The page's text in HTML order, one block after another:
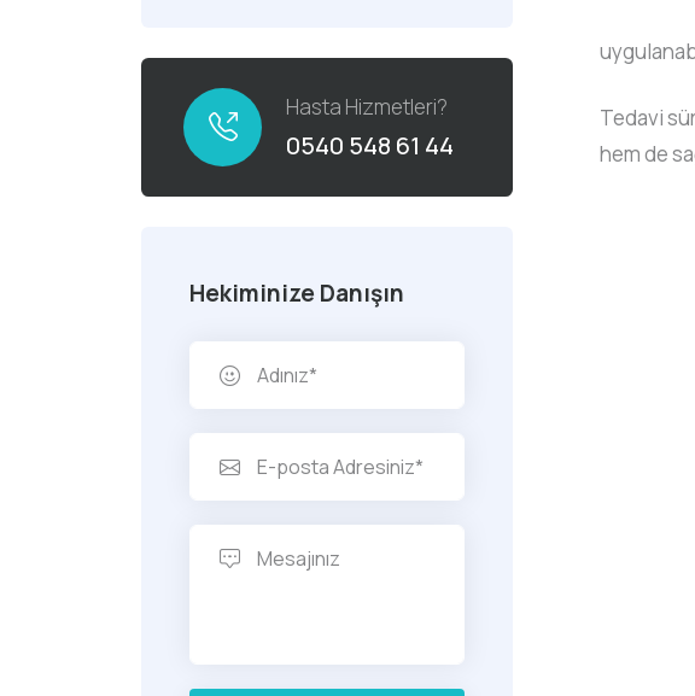
Hasta Hizmetleri?
0540 548 61 44
Hekiminize Danışın
Tedavi
hem de